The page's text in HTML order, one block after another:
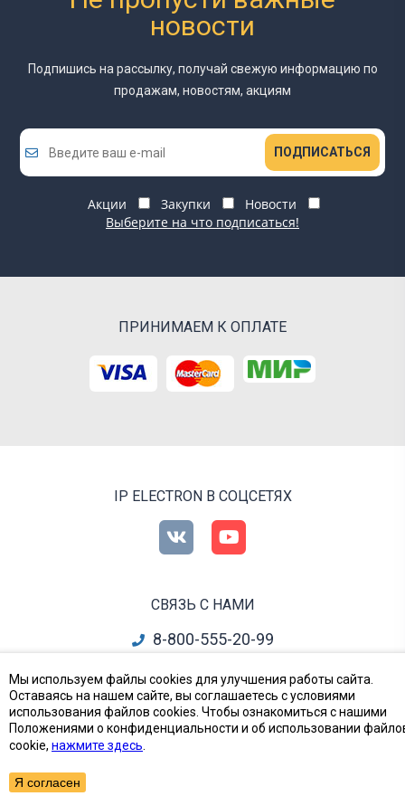
новости
Подпишись на рассылку, получай свежую информацию по
продажам, новостям, акциям
ПОДПИСАТЬСЯ
Акции Закупки
Новости
Выберите на что подписаться!
ПРИНИМАЕМ К ОПЛАТЕ
IP ELECTRON В СОЦСЕТЯХ
СВЯЗЬ С НАМИ
8-800-555-20-99
info@ipelectron.ru
все контакты
Приборы, Радиодетали и Электронные компоненты
Мы используем файлы cookies для улучшения работы сайта.
Оставаясь на нашем сайте, вы соглашаетесь с условиями
использования файлов cookies. Чтобы ознакомиться с нашими
Положениями о конфиденциальности и об использовании
cookie, нажмите здесь
Я согласен